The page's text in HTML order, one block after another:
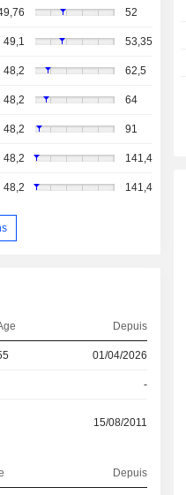
52
49,1 53,35
48,2 62,5
48,2 64
48,2 91
48,2 141,4
48,2 141,4
Depuis
01/04/2026
-
15/08/2011
Depuis